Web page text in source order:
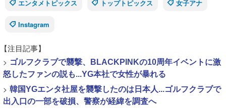
エンタメトピックス
トップトピックス 女子アナ
Instagram
【注目記事】
> ゴルフクラブで襲撃、BLACKPINKの10周年イベントに激
怒したファンの説も...YG本社で女性が暴れる
> 韓国YGエンタ社屋を襲撃したのは日本人...ゴルフクラブで
出入口の一部を破損、警察が経緯を調査へ